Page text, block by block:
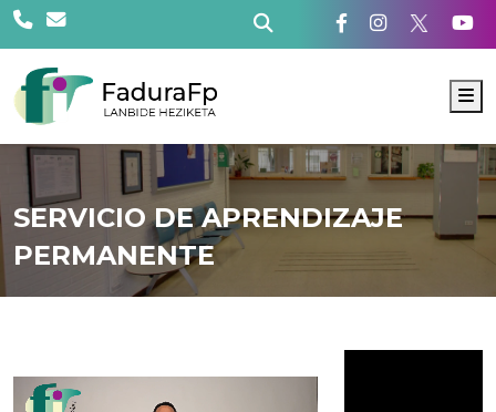
SERVICIO DE APRENDIZAJE
PERMANENTE